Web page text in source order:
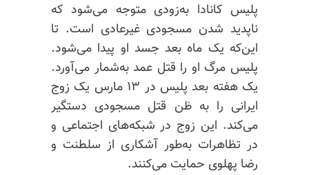
پلیس کانادا به‌زودی متوجه می‌شود که
ناپدید شدن مسجودی غیرعادی است. تا
این‌که یک ماه بعد جسد او پیدا می‌شود.
پلیس مرگ او را قتل عمد به‌شمار می‌آورد.
یک هفته بعد پلیس در ۱۳ مارس یک زوج
ایرانی را به ظن قتل مسجودی دستگیر
می‌کند. این زوج در شبکه‌های اجتماعی و
در تظاهرات به‌طور آشکاری از سلطنت و
رضا پهلوی حمایت می‌کنند.